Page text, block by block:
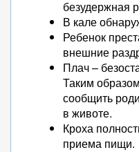
безудержная
В кале
Ребенок
внешние
Плач –
Таким
сообщить
в животе.
Кроха
приема пищи.